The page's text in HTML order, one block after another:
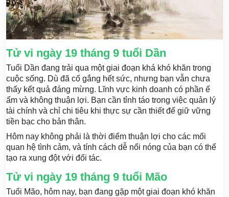
Tử vi ngày 19 tháng 9 tuổi Dần
Tuổi Dần đang trải qua một giai đoạn khá khó khăn trong
cuộc sống. Dù đã cố gắng hết sức, nhưng bạn vẫn chưa
thấy kết quả đáng mừng. Lĩnh vực kinh doanh có phần ế
ẩm và không thuận lợi. Bạn cần tỉnh táo trong việc quản lý
tài chính và chỉ chi tiêu khi thực sự cần thiết để giữ vững
tiền bạc cho bản thân.
Hôm nay không phải là thời điểm thuận lợi cho các mối
quan hệ tình cảm, và tính cách dễ nổi nóng của bạn có thể
tạo ra xung đột với đối tác.
Tử vi ngày 19 tháng 9 tuổi Mão
Tuổi Mão, hôm nay, bạn đang gặp một giai đoạn khó khăn